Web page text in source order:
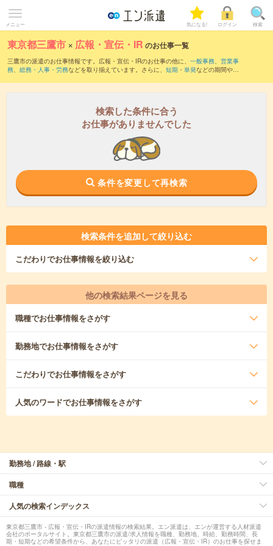
メニュー 気になる! ログイン 検索
東京都三鷹市 × 広報・宣伝・IR のお仕事一覧
三鷹市の派遣のお仕事情報です。広報・宣伝・IRのお仕事の他に、 一般事務、 営業事
務、 総務・人事・労務などを取り揃えています。さらに、 短期 ・ 単発などの期間や、
検索した条件に合う
お仕事がありませんでした
条件を変更して再検索
検索条件を追加して絞り込む
こだわりでお仕事情報を絞り込む
他の検索結果ページを見る
職種でお仕事情報をさがす
勤務地でお仕事情報をさがす
こだわりでお仕事情報をさがす
人気のワードでお仕事情報をさがす
勤務地 / 路線・駅
職種
人気の検索インデックス
東京都三鷹市 - 広報・宣伝・IRの派遣情報の検索結果。エン派遣は、エンが運営する人材派遣
会社のポータルサイト。東京都三鷹市の派遣/求人情報を職種、勤務地、時給、勤務時間、長
期・短期などの希望条件から、あなたにピッタリの派遣（広報・宣伝・IR）のお仕事を探せま